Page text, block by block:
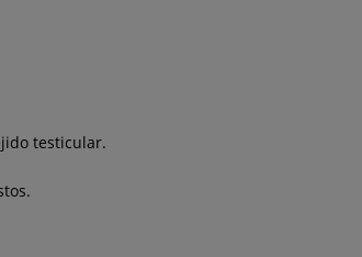
testicular.